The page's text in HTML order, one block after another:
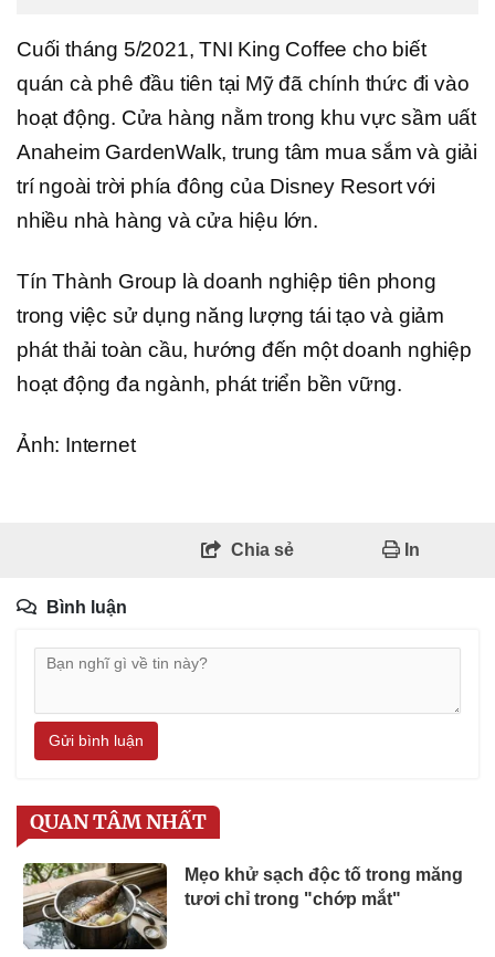
Cuối tháng 5/2021, TNI King Coffee cho biết
quán cà phê đầu tiên tại Mỹ đã chính thức đi vào
hoạt động. Cửa hàng nằm trong khu vực sầm uất
Anaheim GardenWalk, trung tâm mua sắm và giải
trí ngoài trời phía đông của Disney Resort với
nhiều nhà hàng và cửa hiệu lớn.
Tín Thành Group là doanh nghiệp tiên phong
trong việc sử dụng năng lượng tái tạo và giảm
phát thải toàn cầu, hướng đến một doanh nghiệp
hoạt động đa ngành, phát triển bền vững.
Ảnh: Internet
Chia sẻ In
Bình luận
Gửi bình luận
QUAN TÂM NHẤT
Mẹo khử sạch độc tố trong măng
tươi chỉ trong "chớp mắt"